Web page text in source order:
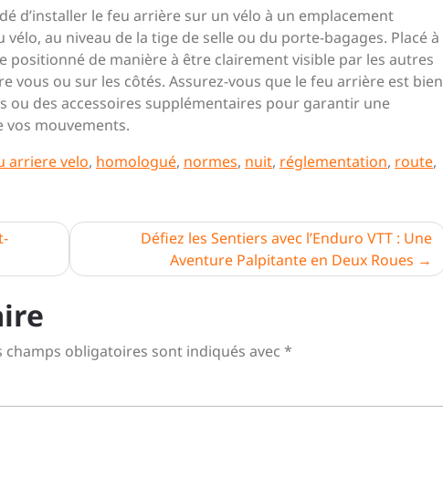
d’installer le feu arrière sur un vélo à un emplacement
au niveau de la tige de selle ou du porte-bagages. Placé à
de manière à être clairement visible par les autres
vous ou sur les côtés. Assurez-vous que le feu arrière est bien
ou des accessoires supplémentaires pour garantir une
vos mouvements.
arriere velo, homologué, normes, nuit, réglementation, route,
Défiez les Sentiers avec l’Enduro VTT : Une
Aventure Palpitante en Deux Roues
champs obligatoires sont indiqués avec *